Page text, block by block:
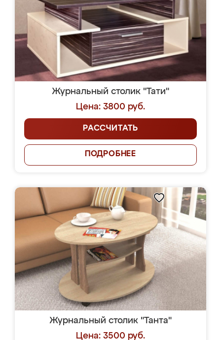
Журнальный столик "Тати"
Цена: 3800 руб.
РАССЧИТАТЬ
ПОДРОБНЕЕ
Журнальный столик "Танта"
Цена: 3500 руб.